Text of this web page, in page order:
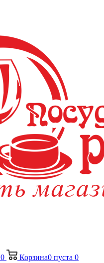
0 Корзина0 пуста 0